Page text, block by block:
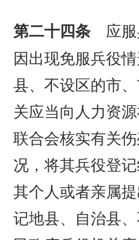
第二十四条 应
因出现免服兵役
县、不设区的市
关应当向人力资
联合会核实有关
况，将其兵役登
其个人或者亲属
记地县、自治县